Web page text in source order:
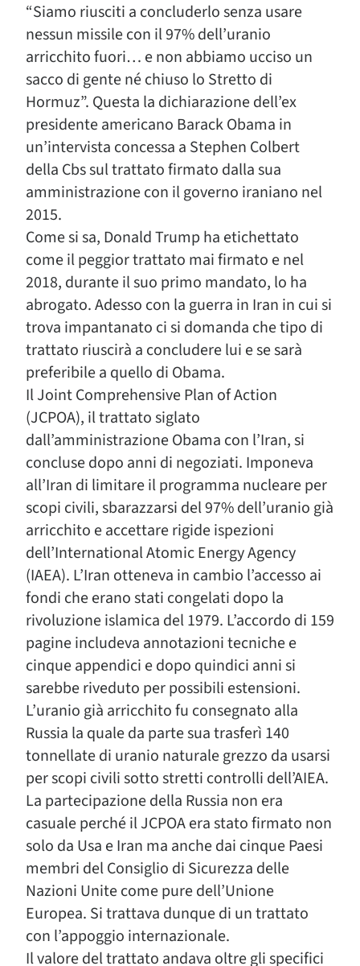
“Siamo riusciti a concluderlo senza usare
nessun missile con il 97% dell’uranio
arricchito fuori… e non abbiamo ucciso un
sacco di gente né chiuso lo Stretto di
Hormuz”. Questa la dichiarazione dell’ex
presidente americano Barack Obama in
un’intervista concessa a Stephen Colbert
della Cbs sul trattato firmato dalla sua
amministrazione con il governo iraniano nel
2015.
Come si sa, Donald Trump ha etichettato
come il peggior trattato mai firmato e nel
2018, durante il suo primo mandato, lo ha
abrogato. Adesso con la guerra in Iran in cui si
trova impantanato ci si domanda che tipo di
trattato riuscirà a concludere lui e se sarà
preferibile a quello di Obama.
Il Joint Comprehensive Plan of Action
(JCPOA), il trattato siglato
dall’amministrazione Obama con l’Iran, si
concluse dopo anni di negoziati. Imponeva
all’Iran di limitare il programma nucleare per
scopi civili, sbarazzarsi del 97% dell’uranio già
arricchito e accettare rigide ispezioni
dell’International Atomic Energy Agency
(IAEA). L’Iran otteneva in cambio l’accesso ai
fondi che erano stati congelati dopo la
rivoluzione islamica del 1979. L’accordo di 159
pagine includeva annotazioni tecniche e
cinque appendici e dopo quindici anni si
sarebbe riveduto per possibili estensioni.
L’uranio già arricchito fu consegnato alla
Russia la quale da parte sua trasferì 140
tonnellate di uranio naturale grezzo da usarsi
per scopi civili sotto stretti controlli dell’AIEA.
La partecipazione della Russia non era
casuale perché il JCPOA era stato firmato non
solo da Usa e Iran ma anche dai cinque Paesi
membri del Consiglio di Sicurezza delle
Nazioni Unite come pure dell’Unione
Europea. Si trattava dunque di un trattato
con l’appoggio internazionale.
Il valore del trattato andava oltre gli specifici